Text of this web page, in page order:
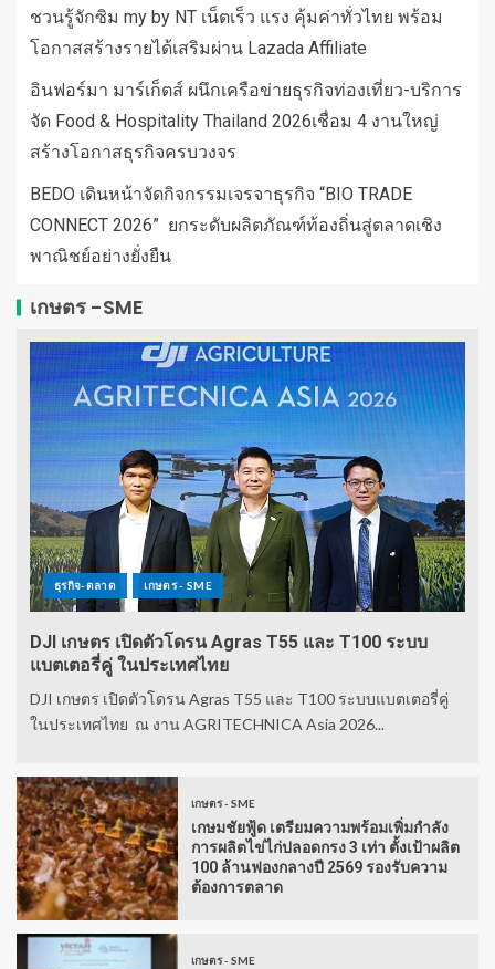
ชวนรู้จักซิม my by NT เน็ตเร็ว แรง คุ้มค่าทั่วไทย พร้อม
โอกาสสร้างรายได้เสริมผ่าน Lazada Affiliate
อินฟอร์มา มาร์เก็ตส์ ผนึกเครือข่ายธุรกิจท่องเที่ยว-บริการ
จัด Food & Hospitality Thailand 2026เชื่อม 4 งานใหญ่
สร้างโอกาสธุรกิจครบวงจร
BEDO เดินหน้าจัดกิจกรรมเจรจาธุรกิจ “BIO TRADE
CONNECT 2026” ยกระดับผลิตภัณฑ์ท้องถิ่นสู่ตลาดเชิง
พาณิชย์อย่างยั่งยืน
เกษตร -SME
ธุรกิจ-ตลาด เกษตร - SME
DJI เกษตร เปิดตัวโดรน Agras T55 และ T100 ระบบ
แบตเตอรี่คู่ ในประเทศไทย
DJI เกษตร เปิดตัวโดรน Agras T55 และ T100 ระบบแบตเตอรี่คู่
ในประเทศไทย ณ งาน AGRITECHNICA Asia 2026...
เกษตร - SME
เกษมชัยฟู้ด เตรียมความพร้อมเพิ่มกำลัง
การผลิตไข่ไก่ปลอดกรง 3 เท่า ตั้งเป้าผลิต
100 ล้านฟองกลางปี 2569 รองรับความ
ต้องการตลาด
เกษตร - SME